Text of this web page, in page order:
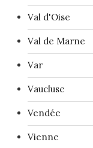
Val d'Oise
Val de Marne
Var
Vaucluse
Vendée
Vienne